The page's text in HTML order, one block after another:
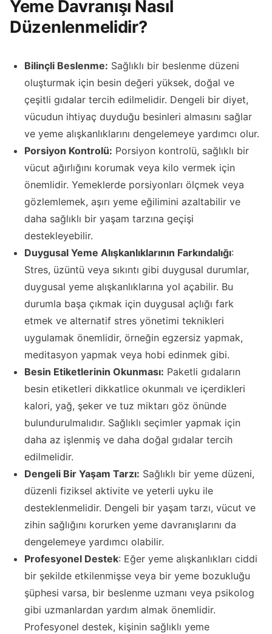
Yeme Davranışı Nasıl
Düzenlenmelidir?
Bilinçli Beslenme: Sağlıklı bir beslenme düzeni
oluşturmak için besin değeri yüksek, doğal ve
çeşitli gıdalar tercih edilmelidir. Dengeli bir diyet,
vücudun ihtiyaç duyduğu besinleri almasını sağlar
ve yeme alışkanlıklarını dengelemeye yardımcı olur.
Porsiyon Kontrolü: Porsiyon kontrolü, sağlıklı bir
vücut ağırlığını korumak veya kilo vermek için
önemlidir. Yemeklerde porsiyonları ölçmek veya
gözlemlemek, aşırı yeme eğilimini azaltabilir ve
daha sağlıklı bir yaşam tarzına geçişi
destekleyebilir.
Duygusal Yeme Alışkanlıklarının Farkındalığı:
Stres, üzüntü veya sıkıntı gibi duygusal durumlar,
duygusal yeme alışkanlıklarına yol açabilir. Bu
durumla başa çıkmak için duygusal açlığı fark
etmek ve alternatif stres yönetimi teknikleri
uygulamak önemlidir, örneğin egzersiz yapmak,
meditasyon yapmak veya hobi edinmek gibi.
Besin Etiketlerinin Okunması: Paketli gıdaların
besin etiketleri dikkatlice okunmalı ve içerdikleri
kalori, yağ, şeker ve tuz miktarı göz önünde
bulundurulmalıdır. Sağlıklı seçimler yapmak için
daha az işlenmiş ve daha doğal gıdalar tercih
edilmelidir.
Dengeli Bir Yaşam Tarzı: Sağlıklı bir yeme düzeni,
düzenli fiziksel aktivite ve yeterli uyku ile
desteklenmelidir. Dengeli bir yaşam tarzı, vücut ve
zihin sağlığını korurken yeme davranışlarını da
dengelemeye yardımcı olabilir.
Profesyonel Destek: Eğer yeme alışkanlıkları ciddi
bir şekilde etkilenmişse veya bir yeme bozukluğu
şüphesi varsa, bir beslenme uzmanı veya psikolog
gibi uzmanlardan yardım almak önemlidir.
Profesyonel destek, kişinin sağlıklı yeme